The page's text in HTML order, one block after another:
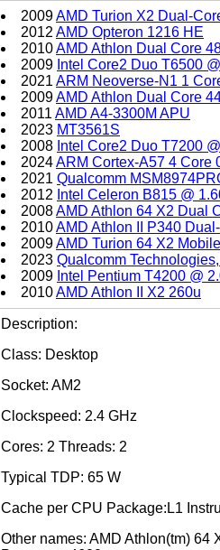
2009AMD Turion X2 Dual-
2012 AMD Opteron 1216 HE
2010AMD Athlon Dual Core
2009 Intel Core2 Duo T6500
2021 ARM Neoverse-N1 1
2009AMD Athlon Dual Core
2011 AMD A4-3300M APU
2023 MT3561S
2008 Intel Core2 Duo T7200
2024ARM Cortex-A57 4 Core
2021 Qualcomm
2012 Intel Celeron B815 @
2008AMD Athlon 64 X2 Dual
2010AMD Athlon II P340
2009AMD Turion 64 X2
2023 Qualcomm
2009 Intel Pentium T4200 @
2010AMD Athlon II X2 260u
Description:
Class: Desktop
Socket: AM2
Clockspeed: 2.4 GHz
Cores: 2 Threads: 2
Typical TDP: 65 W
Cache per CPU Package:L1
Other names: AMD Athlon(tm) 64